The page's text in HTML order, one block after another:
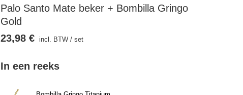
Palo Santo Mate beker + Bombilla Gringo
Gold
In een reeks
23,98 € incl. BTW /set